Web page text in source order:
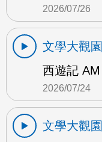
2026/07/26
文學大觀園
西遊記 AM
2026/07/24
文學大觀園